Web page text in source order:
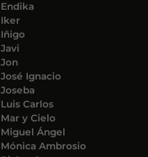
Endika
Iker
Iñigo
Javi
Jon
José Ignacio
Joseba
Luis Carlos
Mar y Cielo
Miguel Ángel
Mónica Ambrosio